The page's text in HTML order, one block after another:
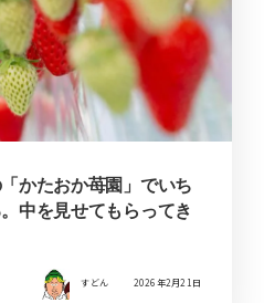
かたおか苺園」でいち
中を見せてもらってき
すどん 2026年2月21日